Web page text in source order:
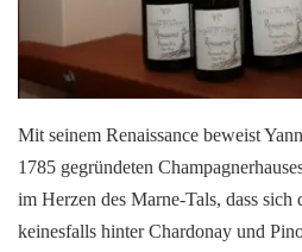
Mit seinem Renaissance beweist
1785 gegründeten
im Herzen des Marne-Tals, dass
keinesfalls hinter Chardonay und